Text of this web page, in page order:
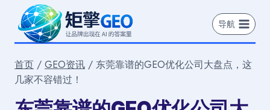
导航
首页 / GEO资讯 / 东莞靠谱的GEO优化公司大盘点，这
几家不容错过！